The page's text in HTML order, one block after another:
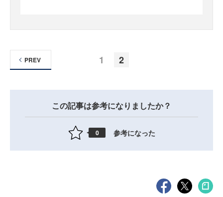
1 2
PREV
この記事は参考になりましたか？
0 参考になった